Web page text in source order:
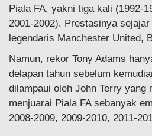
Piala FA, yakni tiga kali (1992-
2001-2002). Prestasinya
legendaris Manchester United,
Namun, rekor Tony Adams
delapan tahun sebelum
dilampaui oleh John Terry yang
menjuarai Piala FA sebanyak
2008-2009, 2009-2010, 2011-